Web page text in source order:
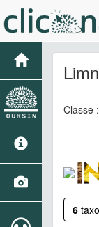
Classe :
6